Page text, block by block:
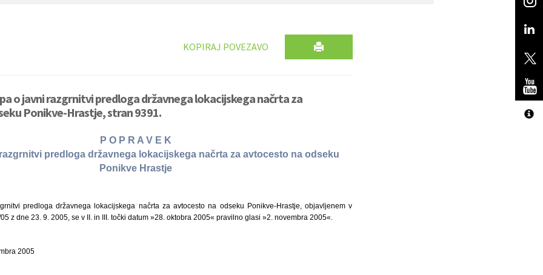
KOPIRAJ POVEZAVO
o javni razgrnitvi predloga državnega lokacijskega načrta za
Ponikve-Hrastje, stran 9391.
P O P R A V E K
predloga državnega lokacijskega načrta za avtocesto na odseku
Ponikve Hrastje
predloga državnega lokacijskega načrta za avtocesto na odseku Ponikve-Hrastje, objavljenem v
z dne 23. 9. 2005, se v II. in III. točki datum »28. oktobra 2005« pravilno glasi »2. novembra 2005«.
2005